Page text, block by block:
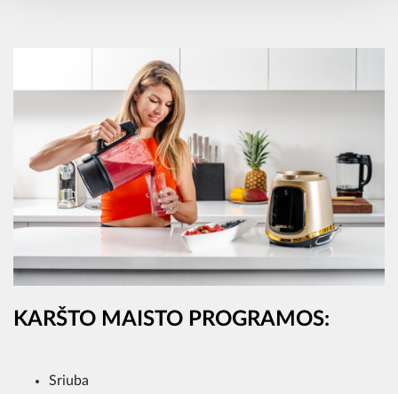
KARŠTO MAISTO PROGRAMOS:
Sriuba